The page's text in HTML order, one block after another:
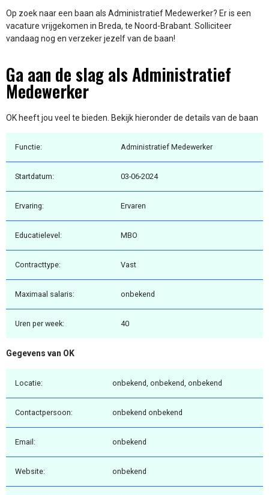
Op zoek naar een baan als Administratief Medewerker? Er is een
vacature vrijgekomen in Breda, te Noord-Brabant. Solliciteer
vandaag nog en verzeker jezelf van de baan!
Ga aan de slag als Administratief
Medewerker
OK heeft jou veel te bieden. Bekijk hieronder de details van de baan
Functie: Administratief Medewerker
Startdatum: 03-06-2024
Ervaring: Ervaren
Educatielevel: MBO
Contracttype: Vast
Maximaal salaris: onbekend
Uren per week: 40
Gegevens van OK
Locatie: onbekend, onbekend, onbekend
Contactpersoon: onbekend onbekend
Email: onbekend
Website: onbekend